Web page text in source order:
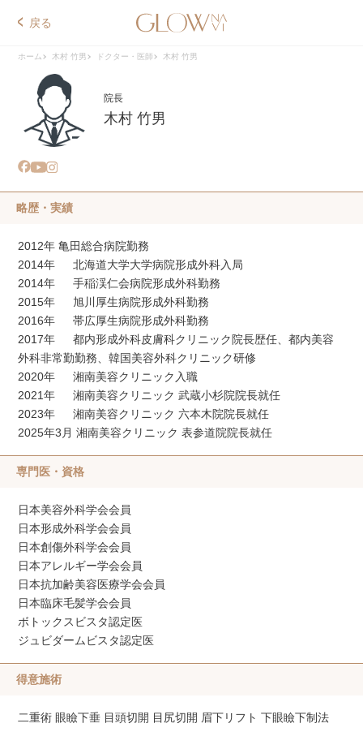
戻る
ホーム 木村 竹男 ドクター・医師 木村 竹男
院長
木村 竹男
略歴・実績
2012年 亀田総合病院勤務
2014年 北海道大学大学病院形成外科入局
2014年 手稲渓仁会病院形成外科勤務
2015年 旭川厚生病院形成外科勤務
2016年 帯広厚生病院形成外科勤務
2017年 都内形成外科皮膚科クリニック院長歴任、都内美容
外科非常勤勤務、韓国美容外科クリニック研修
2020年 湘南美容クリニック入職
2021年 湘南美容クリニック 武蔵小杉院院長就任
2023年 湘南美容クリニック 六本木院院長就任
2025年3月 湘南美容クリニック 表参道院院長就任
専門医・資格
日本美容外科学会会員
日本形成外科学会会員
日本創傷外科学会会員
日本アレルギー学会会員
日本抗加齢美容医療学会会員
日本臨床毛髪学会会員
ボトックスビスタ認定医
ジュビダームビスタ認定医
得意施術
二重術 眼瞼下垂 目頭切開 目尻切開 眉下リフト 下眼瞼下制法